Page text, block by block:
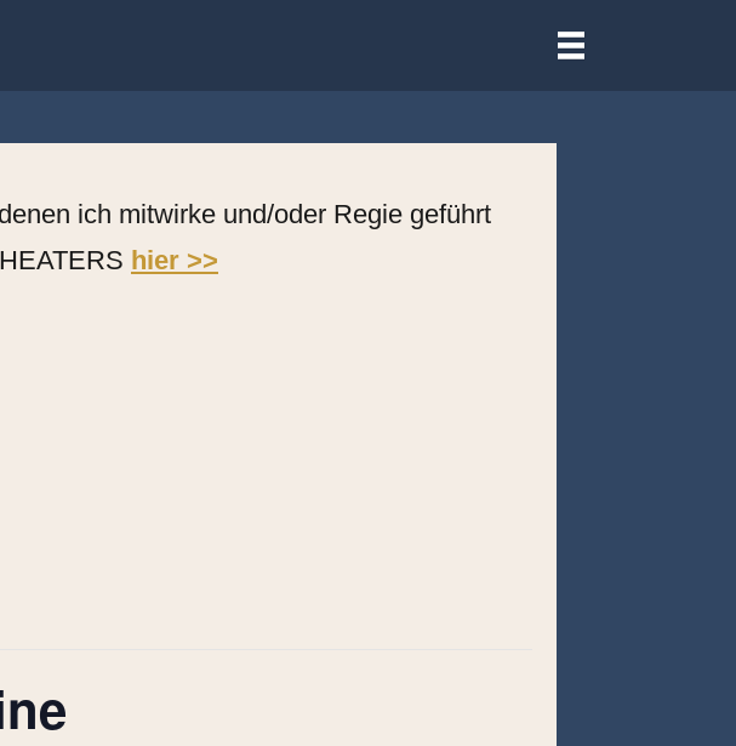
III
ich mitwirke und/oder Regie geführt
hier >>